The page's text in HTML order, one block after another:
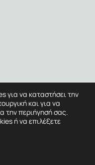
για να καταστήσει την
και για να
την περιήγησή σας.
ή να επιλέξετε